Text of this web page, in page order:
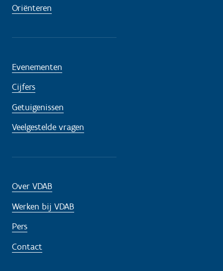
Oriënteren
Evenementen
Cijfers
Getuigenissen
Veelgestelde vragen
Over VDAB
Werken bij VDAB
Pers
Contact